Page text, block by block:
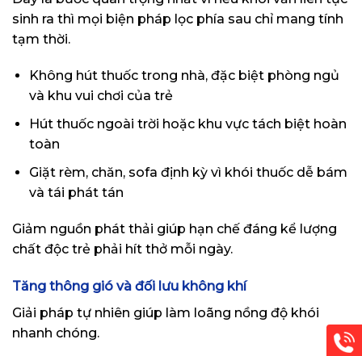
sinh ra thì mọi biện pháp lọc phía sau chỉ mang tính
tạm thời.
Không hút thuốc trong nhà, đặc biệt phòng ngủ
và khu vui chơi của trẻ
Hút thuốc ngoài trời hoặc khu vực tách biệt hoàn
toàn
Giặt rèm, chăn, sofa định kỳ vì khói thuốc dễ bám
và tái phát tán
Giảm nguồn phát thải giúp hạn chế đáng kể lượng
chất độc trẻ phải hít thở mỗi ngày.
Tăng thông gió và đối lưu không khí
Giải pháp tự nhiên giúp làm loãng nồng độ khói
nhanh chóng.